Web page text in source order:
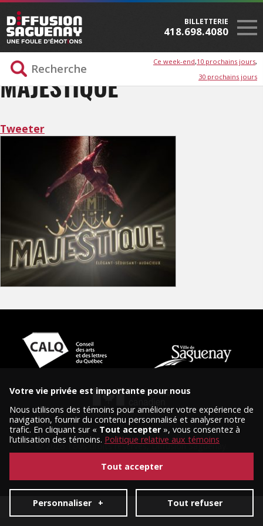
BILLETTERIE
418.698.4080
Ce week-end 10 prochains jours
30 prochains jours
MAJESTIQUE
Tweeter
© 2026 Tous droits réservés, Diffusion Saguenay.
Conception et réalisation :Nubee|Mes préférences cookies
Votre vie privée est importante pour nous
Nous utilisons des témoins pour améliorer votre expérience de
navigation, fournir du contenu personnalisé et analyser notre
trafic. En cliquant sur « Tout accepter», vous consentez à
l’utilisation des témoins. Politique relative aux témoins
Personnaliser + Tout refuser
Tout accepter